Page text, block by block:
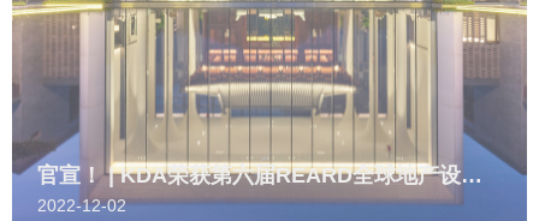
官宣！ | KDA荣获第六届REARD全球地产设计大奖金奖！
2022-12-02